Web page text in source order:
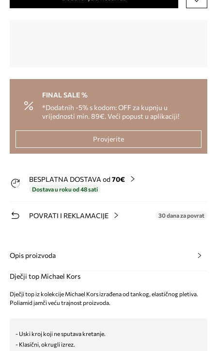
FINAL SALE %
*Dodatnih -5% s kodom: OFF za kupnju u
vrijednosti min. 89€. Veći popust u aplikaciji!
Provjerite
BESPLATNA DOSTAVA od 70€
Dostava u roku od 48 sati
POVRATI I REKLAMACIJE 30 dana za povrat
Opis proizvoda
Dječji top Michael Kors
Dječji top iz kolekcije Michael Kors izrađena od tankog, elastičnog pletiva.
Poliamid jamči veću trajnost proizvoda.
- Uski kroj koji ne sputava kretanje.
- Klasični, okrugli izrez.